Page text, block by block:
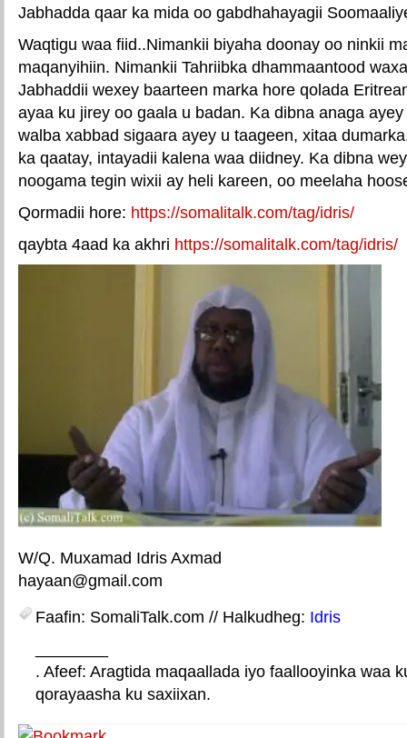
Jabhadda qaar ka mida oo gabdhahayagii
Waqtigu waa fiid..Nimankii biyaha doonay oo ninkii
maqanyihiin. Nimankii Tahriibka dhammaantood
Jabhaddii wexey baarteen marka hore qolada
ayaa ku jirey oo gaala u badan. Ka dibna anaga
walba xabbad sigaara ayey u taageen, xitaa
ka qaatay, intayadii kalena waa diidney. Ka dibna
noogama tegin wixii ay heli kareen, oo meelaha
Qormadii hore: https://somalitalk.com/tag/idris/
qaybta 4aad ka akhri https://somalitalk.com/tag/idris/
W/Q. Muxamad Idris Axmad
hayaan@gmail.com
Faafin: SomaliTalk.com // Halkudheg: Idris
. Afeef: Aragtida maqaallada iyo faallooyinka waa
qorayaasha ku saxiixan.